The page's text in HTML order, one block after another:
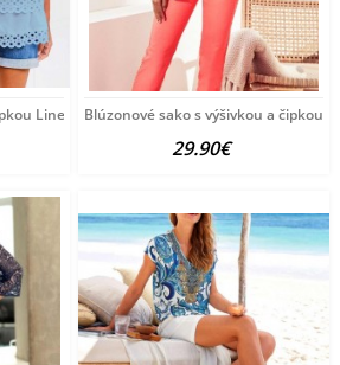
Linea Tesini, modrý
Blúzonové sako s výšivkou a čipkou
29.90€